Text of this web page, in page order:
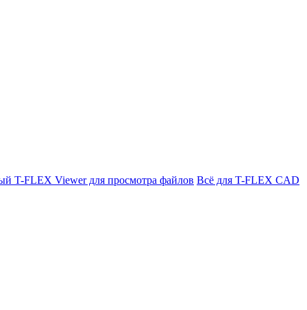
T-FLEX Viewer для просмотра файлов Всё для T-FLEX CAD